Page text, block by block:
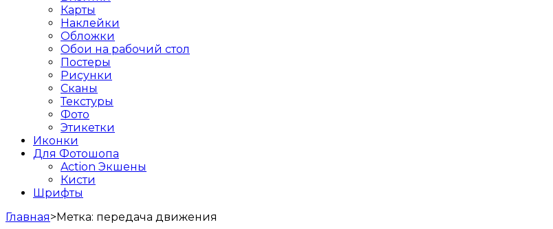
Карты
Наклейки
Обложки
Обои на рабочий стол
Постеры
Рисунки
Сканы
Текстуры
Фото
Этикетки
Иконки
Для Фотошопа
Action Экшены
Кисти
Шрифты
Главная>Метка: передача движения